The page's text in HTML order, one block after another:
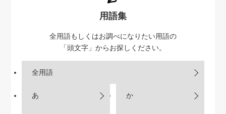
用語集
全用語もしくはお調べになりたい用語の
「頭文字」からお探しください。
全用語
あ か